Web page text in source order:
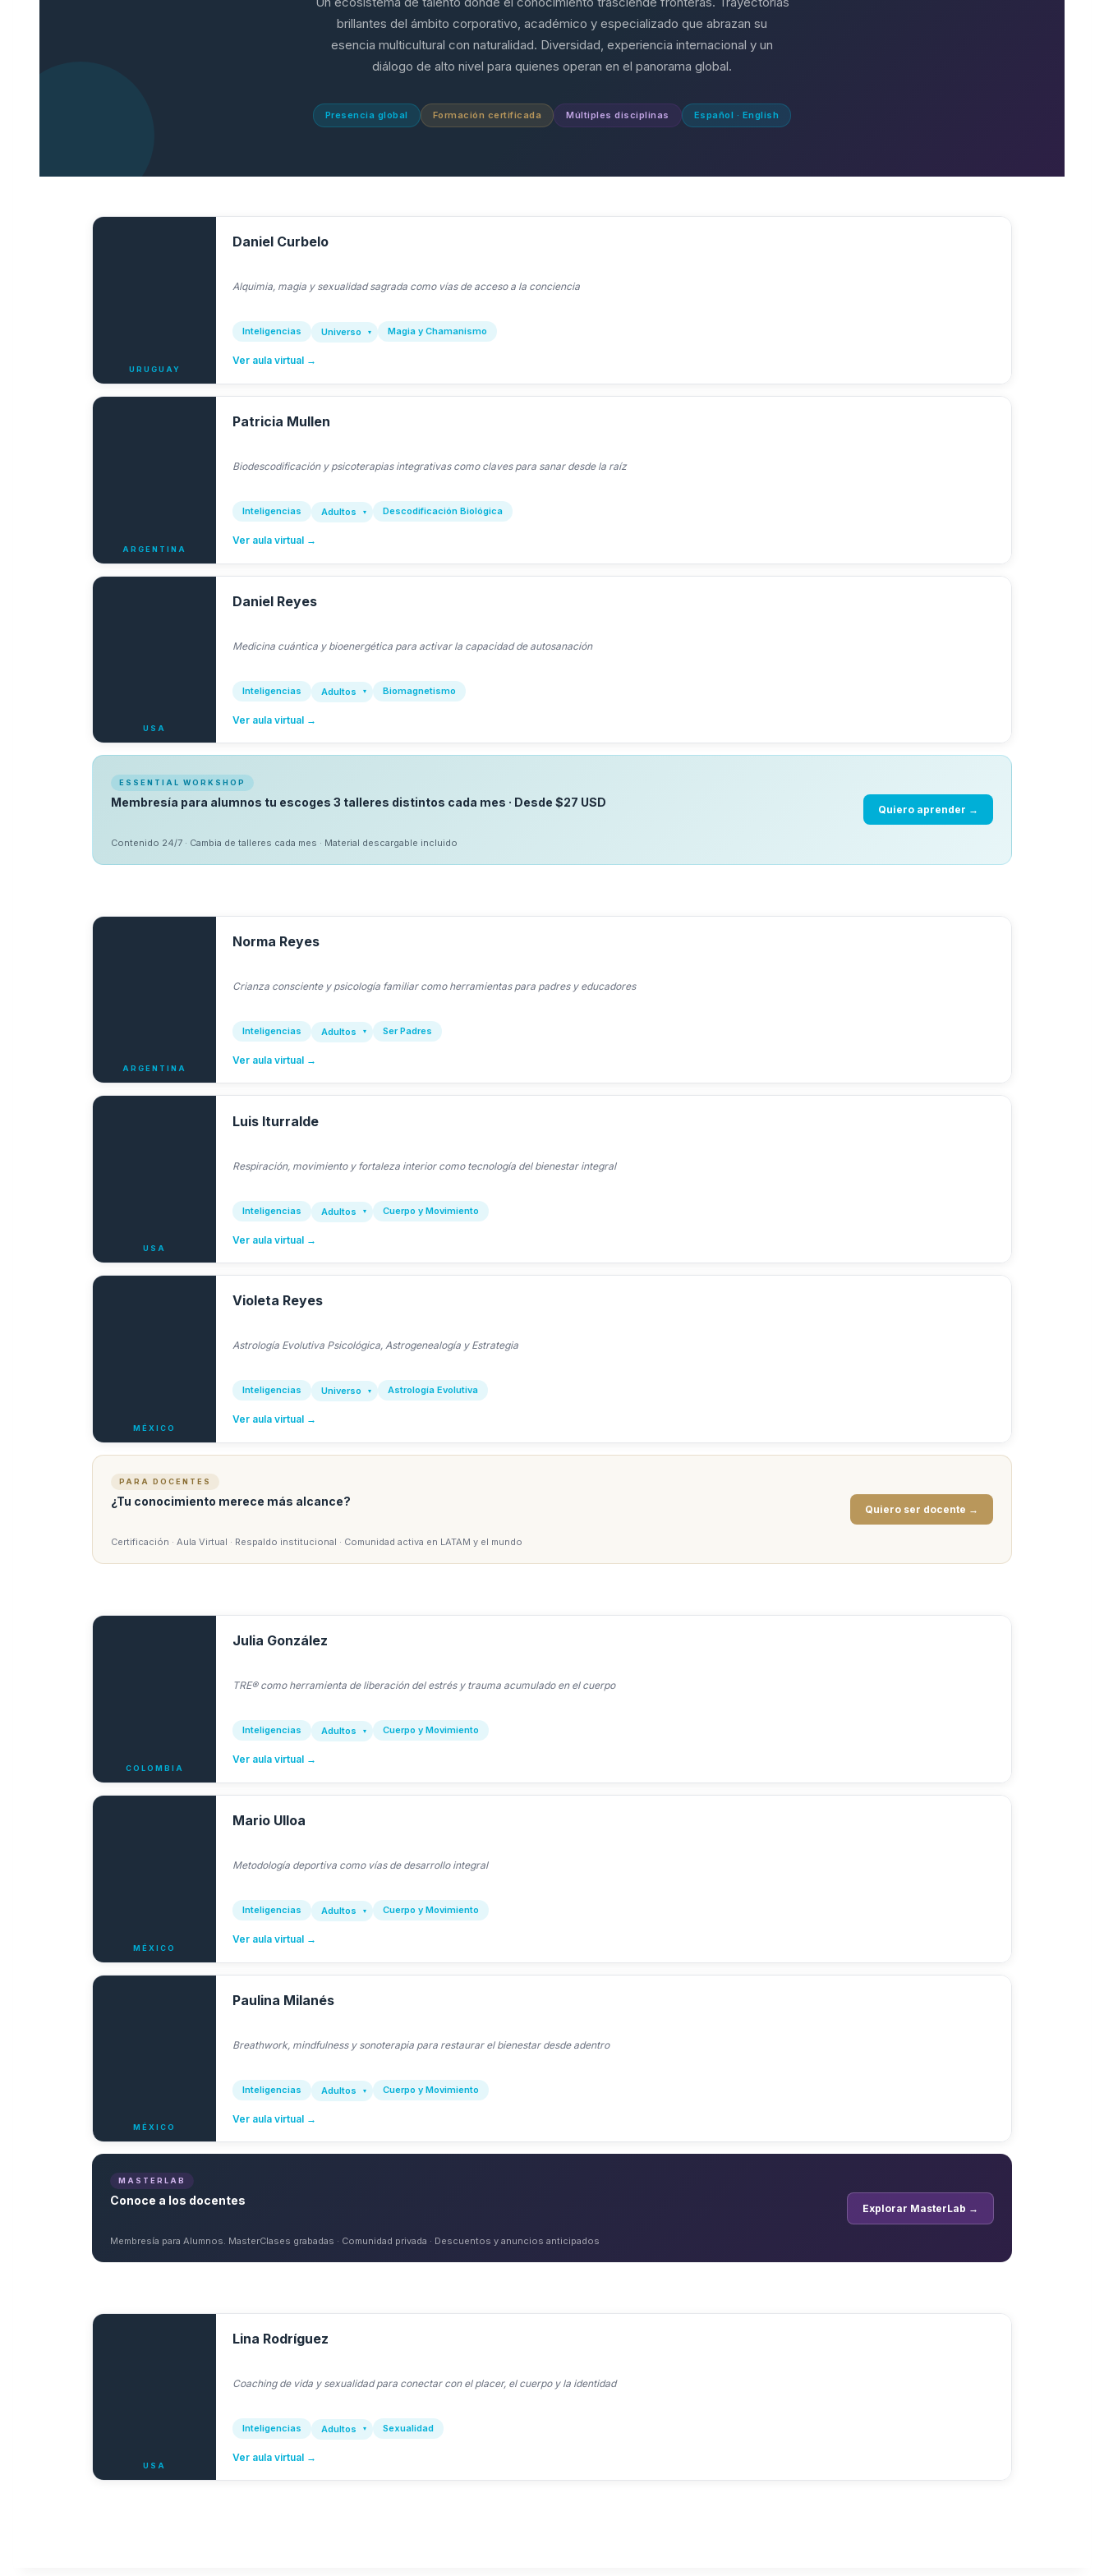
brillantes del ámbito corporativo, académico y especializado que abrazan su
esencia multicultural con naturalidad. Diversidad, experiencia internacional y un
diálogo de alto nivel para quienes operan en el panorama global.
Presencia global Formación certificada Múltiples disciplinas Español · English
URUGUAY
Daniel Curbelo
Alquimia, magia y sexualidad sagrada como vías de acceso a la conciencia
Inteligencias Universo Magia y Chamanismo
Ver aula virtual →
ARGENTINA
Patricia Mullen
Biodescodificación y psicoterapias integrativas como claves para sanar desde la raíz
Inteligencias Adultos Descodificación Biológica
Ver aula virtual →
USA
Daniel Reyes
Medicina cuántica y bioenergética para activar la capacidad de autosanación
Inteligencias Adultos Biomagnetismo
Ver aula virtual →
ESSENTIAL WORKSHOP
Membresía para alumnos tu escoges 3 talleres distintos cada mes · Desde $27 USD
Contenido 24/7 · Cambia de talleres cada mes · Material descargable incluido
Quiero aprender →
ARGENTINA
Norma Reyes
Crianza consciente y psicología familiar como herramientas para padres y educadores
Inteligencias Adultos Ser Padres
Ver aula virtual →
USA
Luis Iturralde
Respiración, movimiento y fortaleza interior como tecnología del bienestar integral
Inteligencias Adultos Cuerpo y Movimiento
Ver aula virtual →
MÉXICO
Violeta Reyes
Astrología Evolutiva Psicológica, Astrogenealogía y Estrategia
Inteligencias Universo Astrología Evolutiva
Ver aula virtual →
PARA DOCENTES
¿Tu conocimiento merece más alcance?
Certificación · Aula Virtual · Respaldo institucional · Comunidad activa en LATAM y el mundo
Quiero ser docente →
COLOMBIA
Julia González
TRE® como herramienta de liberación del estrés y trauma acumulado en el cuerpo
Inteligencias Adultos Cuerpo y Movimiento
Ver aula virtual →
MÉXICO
Mario Ulloa
Metodología deportiva como vías de desarrollo integral
Inteligencias Adultos Cuerpo y Movimiento
Ver aula virtual →
MÉXICO
Paulina Milanés
Breathwork, mindfulness y sonoterapia para restaurar el bienestar desde adentro
Inteligencias Adultos Cuerpo y Movimiento
Ver aula virtual →
MASTERLAB
Conoce a los docentes
Membresía para Alumnos. MasterClases grabadas · Comunidad privada · Descuentos y anuncios anticipados
Explorar MasterLab →
USA
Lina Rodríguez
Coaching de vida y sexualidad para conectar con el placer, el cuerpo y la identidad
Inteligencias Adultos Sexualidad
Ver aula virtual →